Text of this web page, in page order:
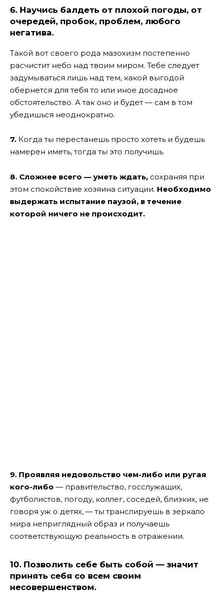
6. Научись балдеть от плохой погоды, от
очередей, пробок, проблем, любого
негатива.
Такой вот своего рода мазохизм постепенно
расчистит небо над твоим миром. Тебе следует
задумываться лишь над тем, какой выгодой
обернется для тебя то или иное досадное
обстоятельство. А так оно и будет — сам в том
убедишься неоднократно.
7. Когда ты перестанешь просто хотеть и будешь
намерен иметь, тогда ты это получишь.
8. Сложнее всего — уметь ждать, сохраняя при
этом спокойствие хозяина ситуации. Необходимо
выдержать испытание паузой, в течение
которой ничего не происходит.
9. Проявляя недовольство чем-либо или ругая
кого-либо — правительство, госслужащих,
футболистов, погоду, коллег, соседей, близких, не
говоря уж о детях, — ты транслируешь в зеркало
мира неприглядный образ и получаешь
соответствующую реальность в отражении.
10. Позволить себе быть собой — значит
принять себя со всем своим
несовершенством.